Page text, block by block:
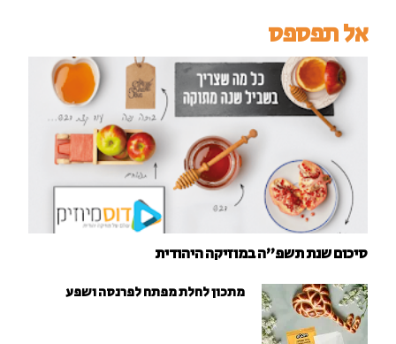
אל תפספס
סיכום שנת תשפ"ה במוזיקה היהודית
מתכון לחלת מפתח לפרנסה ושפע